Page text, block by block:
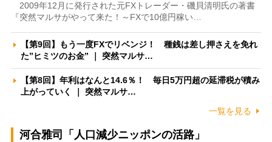
2009年12月に発行された元FXトレーダー・磯貝清明氏の著書
『突然マルサがやって来た！～FXで10億円稼い…
【第9回】もう一度FXでリベンジ！ 種銭は差し押さえを免れ
た”ヒミツのお金” ｜ 突然マルサ…
【第8回】年利はなんと14.6％！ 毎日5万円超の延滞税が積み
上がっていく ｜ 突然マルサ…
一覧を見る
河合雅司「人口減少ニッポンの活路」